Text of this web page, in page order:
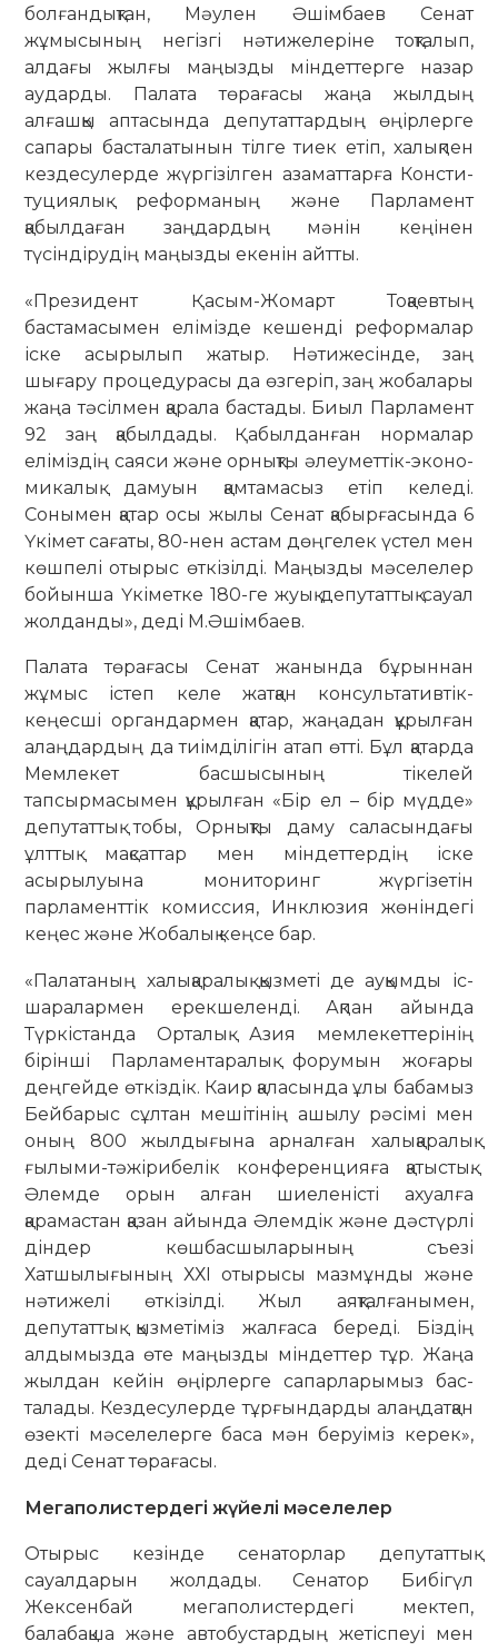
болғандықтан, Мәулен Әшімбаев Сенат
жұмысының негізгі нәтижелеріне тоқ­талып,
алдағы жылғы маңызды мін­деттерге назар
аударды. Палата төрағасы жаңа жылдың
алғашқы аптасын­да депутаттардың өңірлерге
сапары баста­латынын тілге тиек етіп, халықпен
кез­десулерде жүргізілген азаматтарға Конс­­ти­
туциялық реформаның және Пар­ла­­мент
қабылдаған заңдардың мәнін кеңі­нен
түсіндірудің маңызды екенін айтты.
«Президент Қасым-Жомарт Тоқаевтың
бастамасымен елімізде кешенді реформалар
іске асырылып жатыр. Нәтижесінде, заң
шығару процедурасы да өзгеріп, заң жобалары
жаңа тәсілмен қарала бастады. Биыл Парламент
92 заң қабылдады. Қабылданған нормалар
еліміздің сая­си және орнықты әлеуметтік-эконо­
ми­калық дамуын қамтамасыз етіп келе­ді.
Сонымен қатар осы жылы Сенат қабыр­ғасында 6
Үкімет сағаты, 80-нен астам дөңгелек үстел мен
көшпелі отырыс өткізілді. Маңызды мәселелер
бойынша Үкіметке 180-ге жуық депутаттық сауал
жолданды», деді М.Әшімбаев.
Палата төрағасы Сенат жанында бұрыннан
жұмыс істеп келе жатқан консультативтік-
кеңесші органдармен қатар, жаңадан құрылған
алаңдардың да тиімділігін атап өтті. Бұл қатарда
Мемлекет басшысының тікелей
тапсырмасымен құрылған «Бір ел – бір мүдде»
депутаттық тобы, Орнықты даму саласындағы
ұлттық мақсаттар мен міндеттердің іске
асырылуына мониторинг жүргізетін
парламенттік комиссия, Инклюзия жөніндегі
кеңес және Жобалық кеңсе бар.
«Палатаның халықаралық қызметі де ауқымды іс-
шаралармен ерекшеленді. Ақпан айында
Түркістанда Орталық Азия мемлекеттерінің
бірінші Парла­ментаралық форумын жоғары
деңгейде өткіздік. Каир қаласында ұлы бабамыз
Бейбарыс сұлтан мешітінің ашылу рәсімі мен
оның 800 жылдығына арналған халықаралық
ғылыми-тәжі­рибелік конференцияға қатыстық.
Әлемде орын алған шиеленісті ахуалға
қарамастан қазан айында Әлемдік және дәстүрлі
діндер көшбасшыларының cъезі
Хатшылығының ХХІ отырысы мазмұнды және
нәтижелі өткізілді. Жыл аяқталғанымен,
депутаттық қызметіміз жалғаса береді. Біздің
алдымызда өте маңызды міндеттер тұр. Жаңа
жылдан кейін өңірлерге сапарларымыз бас­
талады. Кездесулерде тұрғындарды алаңдатқан
өзекті мәселелерге баса мән беруіміз керек»,
деді Сенат төрағасы.
Мегаполистердегі жүйелі мәселелер
Отырыс кезінде сенаторлар депутат­тық
сауалдарын жолдады. Сенатор Бибігүл
Жексенбай мегаполис­тердегі мектеп,
балабақша және автобустардың жетіспеуі мен